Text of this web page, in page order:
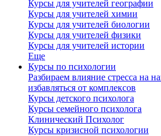
Курсы для учителей географии
Курсы для учителей химии
Курсы для учителей биологии
Курсы для учителей физики
Курсы для учителей истории
Еще
Курсы по психологии
Разбираем влияние стресса на
избавляться от комплексов
Курсы детского психолога
Курсы семейного психолога
Клинический Психолог
Курсы кризисной психологии